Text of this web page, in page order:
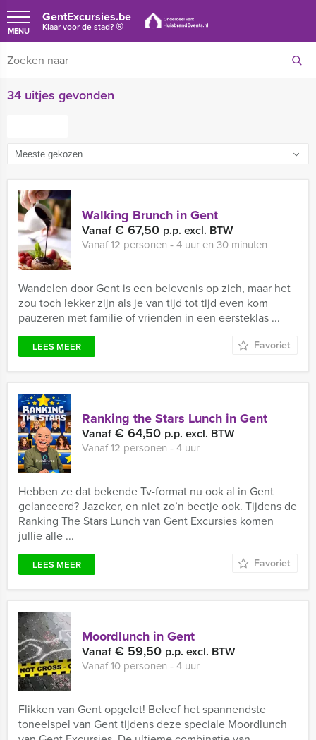
GentExcursies.be
Klaar voor de stad?®
MENU
34 uitjes gevonden
Walking Brunch in Gent
Vanaf€ 67,50 p.p. excl. BTW
Vanaf 12 personen ‐ 4 uur en 30 minuten
Wandelen door Gent is een belevenis op zich, maar het
zou toch lekker zijn als je van tijd tot tijd even kom
pauzeren met familie of vrienden in een eersteklas ...
LEES MEER Favoriet
Ranking the Stars Lunch in Gent
Vanaf€ 64,50 p.p. excl. BTW
Vanaf 12 personen ‐ 4 uur
Hebben ze dat bekende Tv-format nu ook al in Gent
gelanceerd? Jazeker, en niet zo’n beetje ook. Tijdens de
Ranking The Stars Lunch van Gent Excursies komen
jullie alle ...
LEES MEER Favoriet
Moordlunch in Gent
Vanaf€ 59,50 p.p. excl. BTW
Vanaf 10 personen ‐ 4 uur
Flikken van Gent opgelet! Beleef het spannendste
toneelspel van Gent tijdens deze speciale Moordlunch